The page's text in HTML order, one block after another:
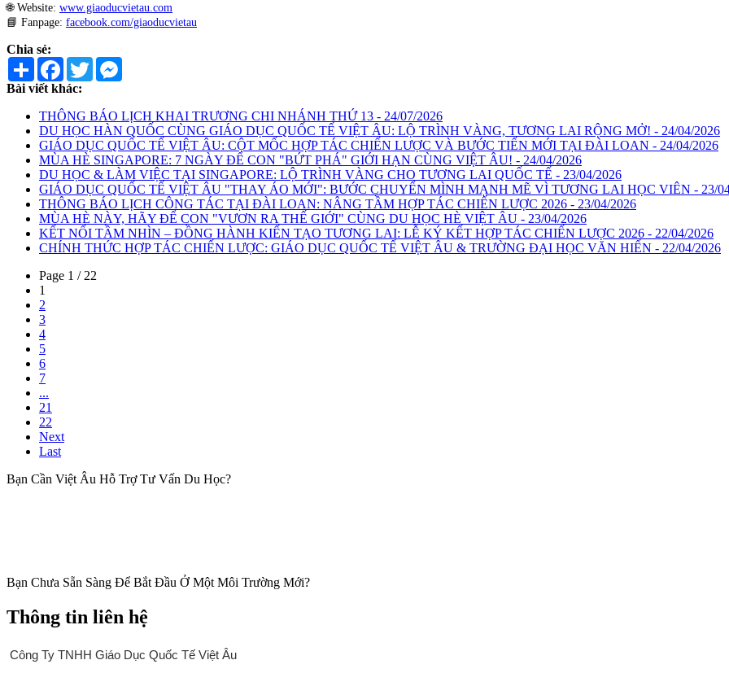
🌐 Website: www.giaoducvietau.com
📘 Fanpage: facebook.com/giaoducvietau
Chia sẻ:
Share Facebook
Twitter
Bài viết khác:
THÔNG BÁO LỊCH KHAI TRƯƠNG CHI NHÁNH THỨ 13 - 24/07/2026
DU HỌC HÀN QUỐC CÙNG GIÁO DỤC QUỐC TẾ VIỆT ÂU: LỘ TRÌNH VÀNG, TƯƠNG LAI RỘNG MỞ! - 24/04/2026
GIÁO DỤC QUỐC TẾ VIỆT ÂU: CỘT MỐC HỢP TÁC CHIẾN LƯỢC VÀ BƯỚC TIẾN MỚI TẠI ĐÀI LOAN - 24/04/2026
MÙA HÈ SINGAPORE: 7 NGÀY ĐỂ CON "BỨT PHÁ" GIỚI HẠN CÙNG VIỆT ÂU! - 24/04/2026
DU HỌC & LÀM VIỆC TẠI SINGAPORE: LỘ TRÌNH VÀNG CHO TƯƠNG LAI QUỐC TẾ - 23/04/2026
GIÁO DỤC QUỐC TẾ VIỆT ÂU "THAY ÁO MỚI": BƯỚC CHUYỂN MÌNH MẠNH MẼ VÌ TƯƠNG LAI HỌC VIÊN - 23/
THÔNG BÁO LỊCH CÔNG TÁC TẠI ĐÀI LOAN: NÂNG TẦM HỢP TÁC CHIẾN LƯỢC 2026 - 23/04/2026
MÙA HÈ NÀY, HÃY ĐỂ CON "VƯƠN RA THẾ GIỚI" CÙNG DU HỌC HÈ VIỆT ÂU - 23/04/2026
KẾT NỐI TẦM NHÌN – ĐỒNG HÀNH KIẾN TẠO TƯƠNG LAI: LỄ KÝ KẾT HỢP TÁC CHIẾN LƯỢC 2026 - 22/04/2026
CHÍNH THỨC HỢP TÁC CHIẾN LƯỢC: GIÁO DỤC QUỐC TẾ VIỆT ÂU & TRƯỜNG ĐẠI HỌC VĂN HIẾN - 22/04/2026
Page 1 / 22
1
2
3
4
5
6
7
...
21
22
Next
Last
Bạn Cần Việt Âu Hỗ Trợ Tư Vấn Du Học?
Bạn Chưa Sẵn Sàng Để Bắt Đầu Ở Một Môi Trường Mới?
Thông tin liên hệ
Công Ty TNHH Giáo Dục Quốc Tế Việt Âu